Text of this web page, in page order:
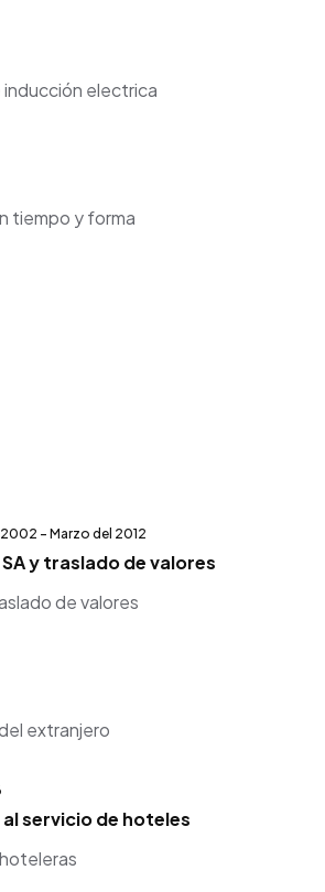
electrica
tiempo y forma
- Marzo del 2012
y traslado de valores
de valores
extranjero
servicio de hoteles